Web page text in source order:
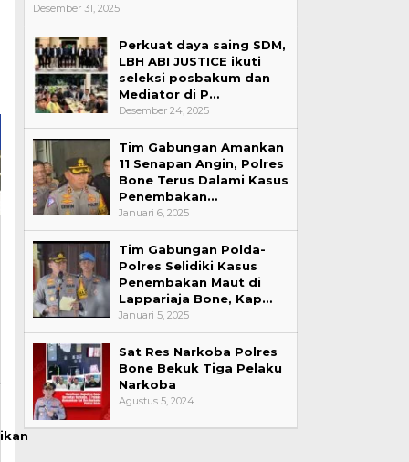
Desember 31, 2025
Perkuat daya saing SDM,
LBH ABI JUSTICE ikuti
seleksi posbakum dan
Mediator di P…
Desember 24, 2025
Tim Gabungan Amankan
11 Senapan Angin, Polres
Bone Terus Dalami Kasus
Penembakan…
Januari 6, 2025
Tim Gabungan Polda-
Polres Selidiki Kasus
Penembakan Maut di
Lappariaja Bone, Kap…
Januari 5, 2025
Sat Res Narkoba Polres
Bone Bekuk Tiga Pelaku
Narkoba
Agustus 5, 2024